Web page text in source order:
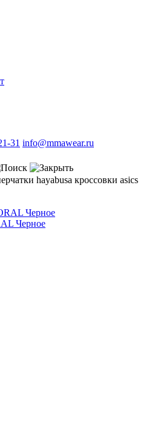
31 info@mmawear.ru
hayabusa кроссовки asics
Черное